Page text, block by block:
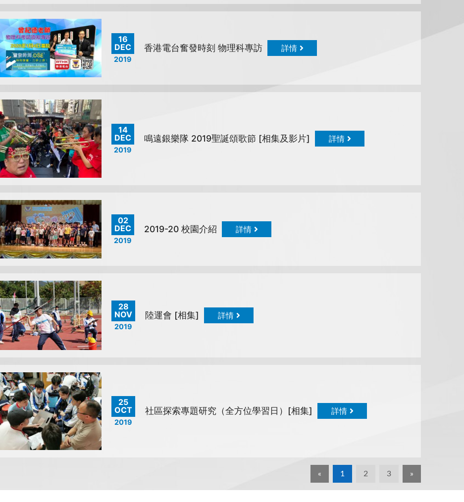
16
DEC
2019
香港電台奮發時刻 物理科專訪 詳情
14
DEC
2019
鳴遠銀樂隊 2019聖誕頌歌節 [相集及影片] 詳情
02
DEC
2019
2019-20 校園介紹 詳情
28
NOV
2019
陸運會 [相集] 詳情
25
OCT
2019
社區探索專題研究（全方位學習日）[相集] 詳情
« 1 2 3 »